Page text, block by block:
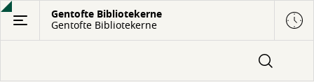
Gå
hovedindhold
Gentofte Bibliotekerne
Gentofte Bibliotekerne